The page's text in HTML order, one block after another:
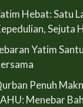
Hebat: Satu
Sejuta
Yatim
Penuh
Menebar